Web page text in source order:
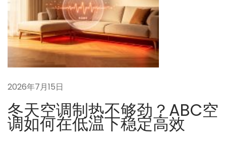
用
少
年
一
次
要
多
2026年7月15日
冬天空调制热不够劲？ABC空
调如何在低温下稳定高效